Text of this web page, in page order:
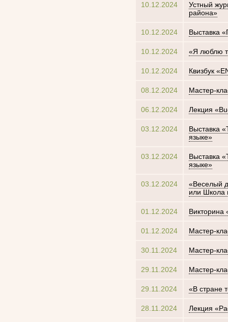
10.12.2024
Устный
района»
10.12.2024 Выставка
10.12.2024 «Я люблю
10.12.2024 Квизбук
08.12.2024 Мастер-
06.12.2024 Лекция
03.12.2024
Выставка
языке»
03.12.2024
Выставка
языке»
03.12.2024
«Веселый
или Школа
01.12.2024 Викторина
01.12.2024 Мастер-
30.11.2024 Мастер-
29.11.2024 Мастер-
29.11.2024 «В стране
28.11.2024 Лекция